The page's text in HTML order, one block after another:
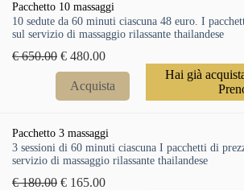
Pacchetto 10 massaggi
10 sedute da 60 minuti ciascuna 48 euro. I
sul servizio di massaggio rilassante thailandese
€ 650.00 € 480.00
Acquista
Hai già
Pacchetto 3 massaggi
3 sessioni di 60 minuti ciascuna I pacchetti di
servizio di massaggio rilassante thailandese
€ 180.00 € 165.00